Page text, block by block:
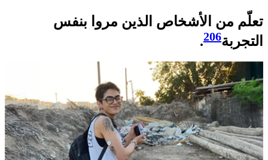
تعلّم من الأشخاص الذين مروا بنفس
التجربة206
.​